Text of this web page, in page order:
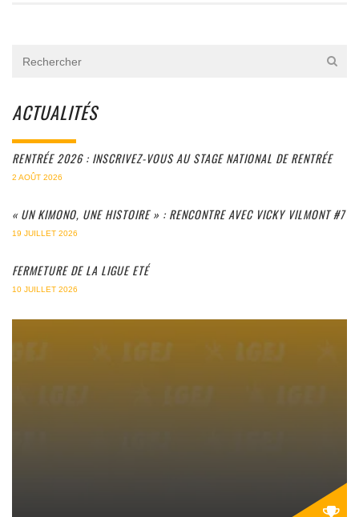
ACTUALITÉS
RENTRÉE 2026 : INSCRIVEZ-VOUS AU STAGE NATIONAL DE RENTRÉE
2 AOÛT 2026
« UN KIMONO, UNE HISTOIRE » : RENCONTRE AVEC VICKY VILMONT #7
19 JUILLET 2026
FERMETURE DE LA LIGUE ETÉ
10 JUILLET 2026